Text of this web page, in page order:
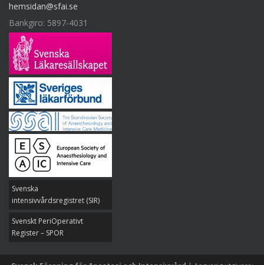
hemsidan@sfai.se
Bankgiro: 5897-4031
Svenska
intensivvårdsregistret (SIR)
Svenskt PeriOperativt
Register – SPOR